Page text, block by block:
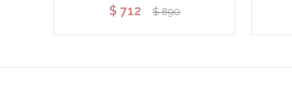
$ 712 $ 890